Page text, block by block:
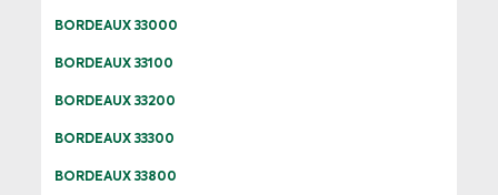
BORDEAUX 33000
BORDEAUX 33100
BORDEAUX 33200
BORDEAUX 33300
BORDEAUX 33800